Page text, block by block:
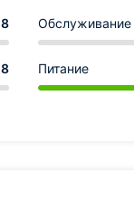
8 Обслуживание
8 Питание